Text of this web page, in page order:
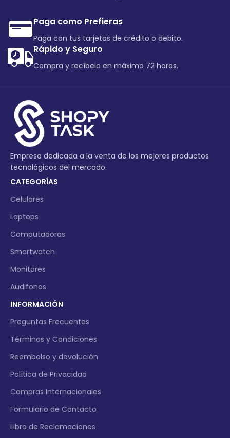
Paga como Prefieras
Paga con tus tarjetas de crédito o debito.
Rápido y Seguro
Compra y recíbelo en máximo 72 horas.
Empresa dedicada a la venta de los mejores productos
tecnológicos del mercado.
CATEGORÍAS
Celulares
Laptops
Computadoras
Smartwatch
Monitores
Audifonos
INFORMACIÓN
Preguntas Frecuentes
Términos y Condiciones
Reembolso y devolución
Política de Privacidad
Compras Internacionales
Formulario de Contacto
Libro de Reclamaciones